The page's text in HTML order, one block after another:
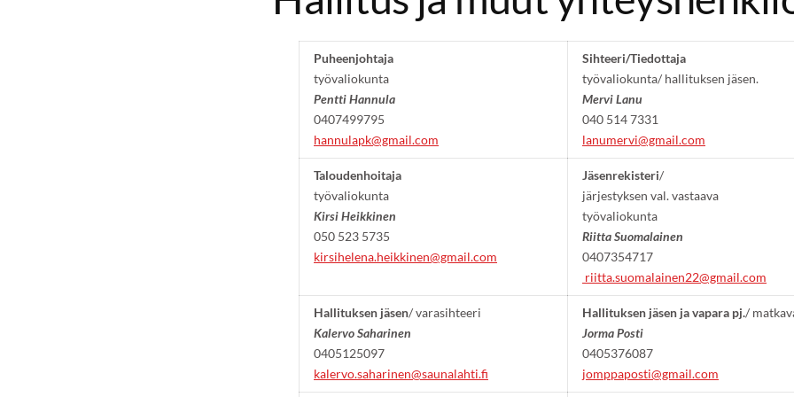
Puheenjohtaja
työvaliokunta
Pentti Hannula
0407499795
hannulapk@gmail.com
Sihteeri/Tiedottaja
työvaliokunta/ hallituksen jäsen.
Mervi Lanu
040 514 7331
lanumervi@gmail.com
Taloudenhoitaja
työvaliokunta
Kirsi Heikkinen
050 523 5735
kirsihelena.heikkinen@gmail.com
Jäsenrekisteri/
järjestyksen val. vastaava
työvaliokunta
Riitta Suomalainen
0407354717
riitta.suomalainen22@gmail.com
Hallituksen jäsen/ varasihteeri
Kalervo Saharinen
0405125097
kalervo.saharinen@saunalahti.fi
Hallituksen jäsen ja vapara pj./
Jorma Posti
0405376087
jomppaposti@gmail.com